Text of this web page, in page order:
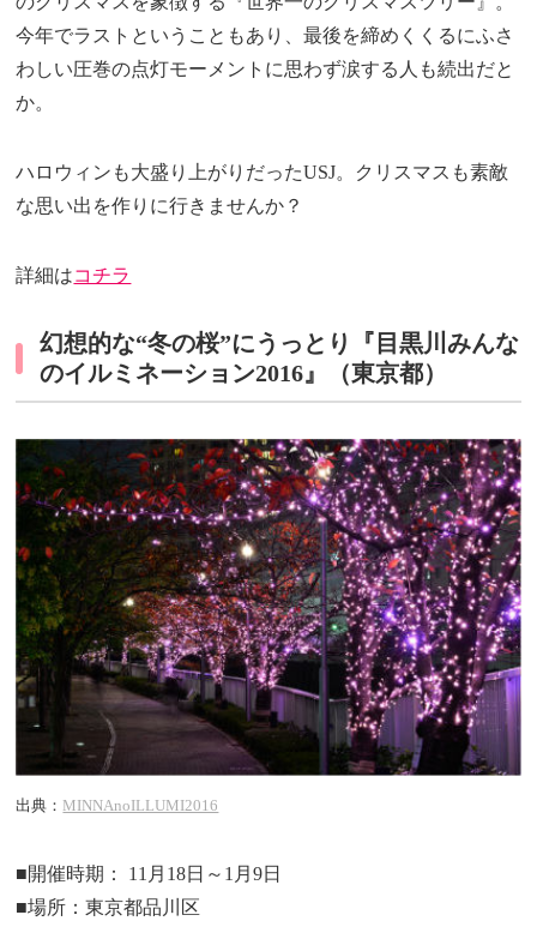
今年でラストということもあり、最後を締めくくるにふさ
わしい圧巻の点灯モーメントに思わず涙する人も続出だと
か。
ハロウィンも大盛り上がりだったUSJ。クリスマスも素敵
な思い出を作りに行きませんか？
詳細はコチラ
幻想的な“冬の桜”にうっとり『目黒川みんな
のイルミネーション2016』（東京都）
出典： MINNAnoILLUMI2016
■開催時期： 11月18日～1月9日
■場所：東京都品川区